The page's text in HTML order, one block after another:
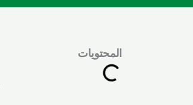
المحتويات